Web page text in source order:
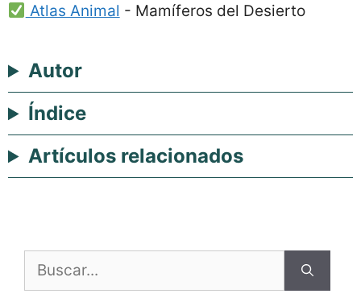
Atlas Animal - Mamíferos del Desierto
Autor
Índice
Artículos relacionados
Buscar: